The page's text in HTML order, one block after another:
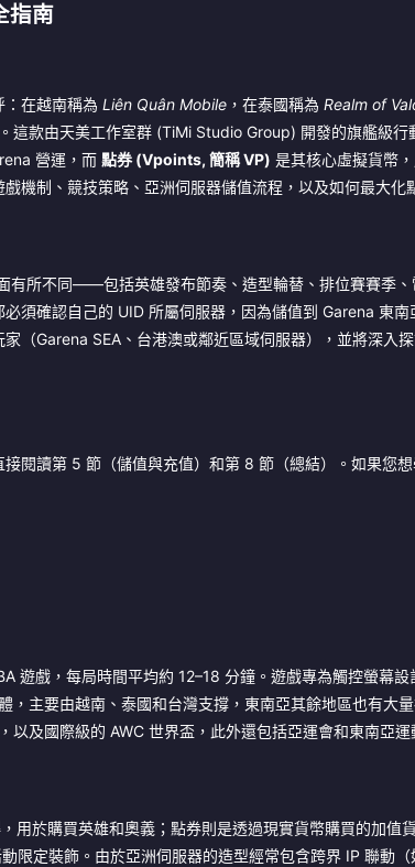
指南
：在越南稱為 Liên Quân Mobile ，在泰國稱為 Realm of
這款由天美工作室群 (TiMi Studio Group) 開發的旗艦級行
營運，而 點券 (Vpoints, 簡稱 VP) 是其核心虛擬貨幣
機制、競技策略、亞洲伺服器儲值流程，以及如何最大化
有所不同——包括英雄發布節奏、造型輪替、排位賽賽季
必須確認自己的 UID 所屬伺服器，因為儲值到 Garena 東
（Garena SEA、台港澳或鄰近區域伺服器），並將深入
閱讀第 5 節（儲值與充值）和第 8 節（總結）。如果您
遊戲，每局時間平均約 12–18 分鐘。遊戲專為觸控螢幕
主要由越南、泰國和台灣支撐，東南亞其餘地區也有大
及國際級的 AWC 世界盃，此外還包括亞運會和東南亞運
用於購買英雄和奧義；點券則是透過現實貨幣購買的加值
限定裝飾。由於亞洲伺服器的造型經常包含跨界 IP 聯動（